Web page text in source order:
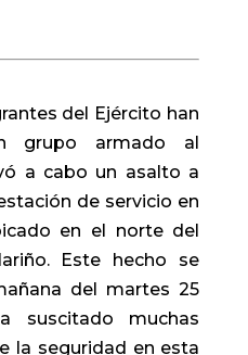
del Ejército han
grupo armado al
a cabo un asalto a
de servicio en
en el norte del
Este hecho se
del martes 25
suscitado muchas
la seguridad en esta